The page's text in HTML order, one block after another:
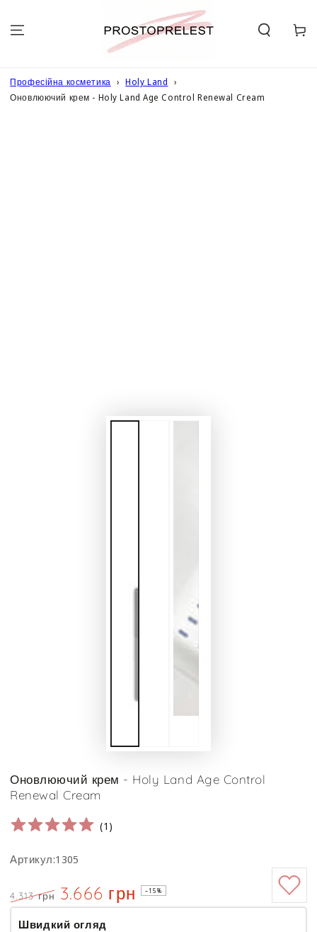
Кошик
Професійна косметика
Holy Land
Оновлюючий крем - Holy Land Age Control Renewal Cream
Оновлюючий крем - Holy Land Age Control
Renewal Cream
(1 )
Артикул:1305
Ціна
4.313 грн
Знижка
3.666 грн –15%
Швидкий огляд